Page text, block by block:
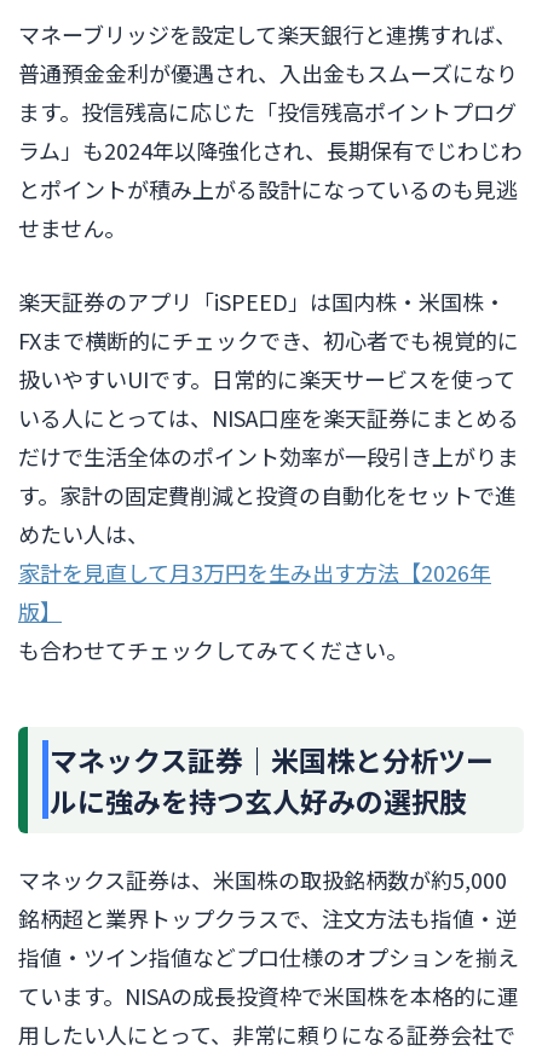
マネーブリッジを設定して楽天銀行と連携すれば、
普通預金金利が優遇され、入出金もスムーズになり
ます。投信残高に応じた「投信残高ポイントプログ
ラム」も2024年以降強化され、長期保有でじわじわ
とポイントが積み上がる設計になっているのも見逃
せません。
楽天証券のアプリ「iSPEED」は国内株・米国株・
FXまで横断的にチェックでき、初心者でも視覚的に
扱いやすいUIです。日常的に楽天サービスを使って
いる人にとっては、NISA口座を楽天証券にまとめる
だけで生活全体のポイント効率が一段引き上がりま
す。家計の固定費削減と投資の自動化をセットで進
めたい人は、
家計を見直して月3万円を生み出す方法【2026年
版】
も合わせてチェックしてみてください。
マネックス証券｜米国株と分析ツー
ルに強みを持つ玄人好みの選択肢
マネックス証券は、米国株の取扱銘柄数が約5,000
銘柄超と業界トップクラスで、注文方法も指値・逆
指値・ツイン指値などプロ仕様のオプションを揃え
ています。NISAの成長投資枠で米国株を本格的に運
用したい人にとって、非常に頼りになる証券会社で